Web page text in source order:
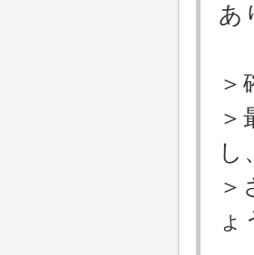
あ
＞
＞
し、
＞
ょ